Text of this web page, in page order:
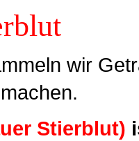
wir
Stierblut)